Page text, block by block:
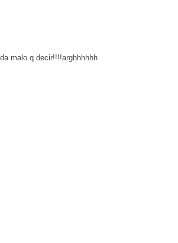
malo q decir!!!!arghhhhhh